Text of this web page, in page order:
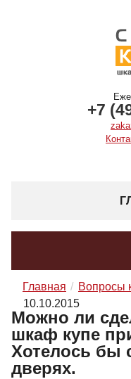
+7
Главная
Вопросы
10.10.2015
Можно ли
шкаф купе
Хотелось бы
дверях.